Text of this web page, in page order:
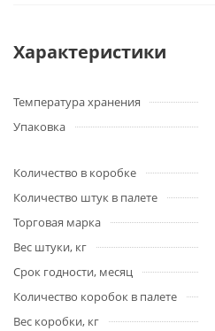
Характеристики
Температура хранения
Упаковка
Количество в коробке
Количество штук в палете
Торговая марка
Вес штуки, кг
Срок годности, месяц
Количество коробок в палете
Вес коробки, кг